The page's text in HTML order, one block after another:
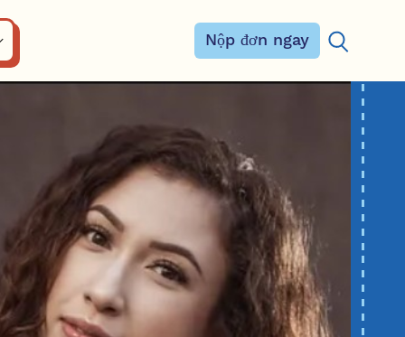
Nộp đơn ngay
Tìm kiếm: